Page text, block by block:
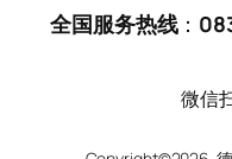
全国服务热线：
微信